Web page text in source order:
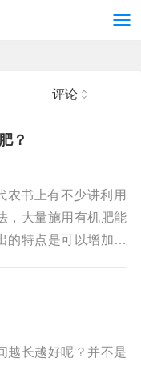
评论
？
农书上有不少讲利用
，大量施用有机肥能
的特点是可以增加土
是化肥所不能替代
肥优点这么多，是
！化肥快，对农业持
越长越好呢？并不是